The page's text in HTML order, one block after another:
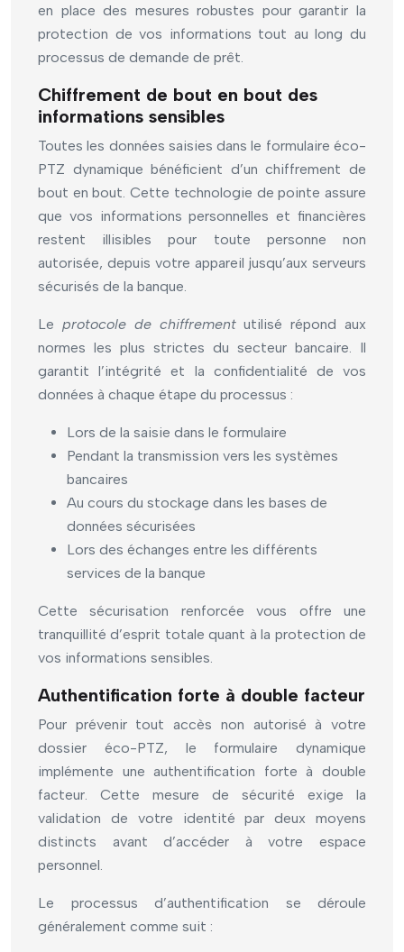
en place des mesures robustes pour garantir la
protection de vos informations tout au long du
processus de demande de prêt.
Chiffrement de bout en bout des
informations sensibles
Toutes les données saisies dans le formulaire éco-
PTZ dynamique bénéficient d’un chiffrement de
bout en bout. Cette technologie de pointe assure
que vos informations personnelles et financières
restent illisibles pour toute personne non
autorisée, depuis votre appareil jusqu’aux serveurs
sécurisés de la banque.
Le protocole de chiffrementutilisé répond aux
normes les plus strictes du secteur bancaire. Il
garantit l’intégrité et la confidentialité de vos
données à chaque étape du processus :
Lors de la saisie dans le formulaire
Pendant la transmission vers les systèmes
bancaires
Au cours du stockage dans les bases de
données sécurisées
Lors des échanges entre les différents
services de la banque
Cette sécurisation renforcée vous offre une
tranquillité d’esprit totale quant à la protection de
vos informations sensibles.
Authentification forte à double facteur
Pour prévenir tout accès non autorisé à votre
dossier éco-PTZ, le formulaire dynamique
implémente une authentification forte à double
facteur. Cette mesure de sécurité exige la
validation de votre identité par deux moyens
distincts avant d’accéder à votre espace
personnel.
Le processus d’authentification se déroule
généralement comme suit :